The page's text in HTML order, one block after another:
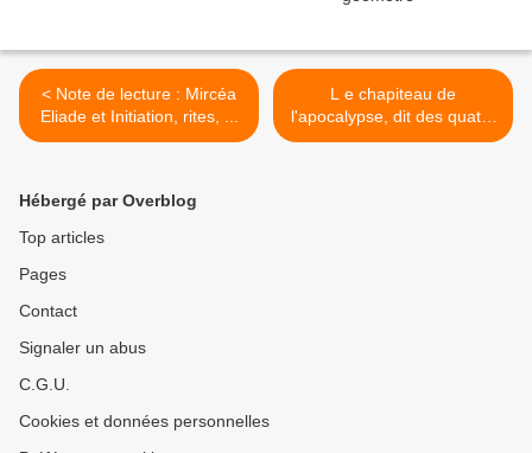
< Note de lecture : Mircéa
Eliade et Initiation, rites, ...
L e chapiteau de
l'apocalypse, dit des quatre
anges >
Hébergé par Overblog
Top articles
Pages
Contact
Signaler un abus
C.G.U.
Cookies et données personnelles